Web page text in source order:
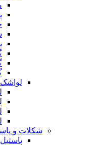
لواشک
شکلات و
پاستیل